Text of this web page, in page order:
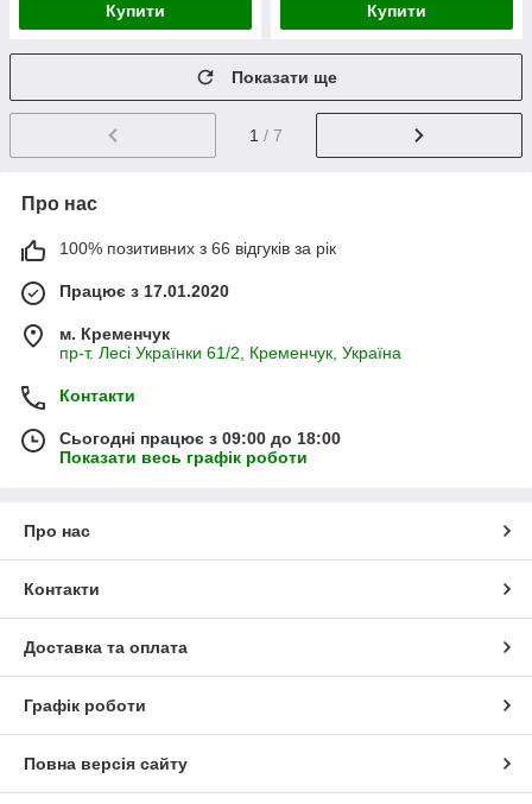
Купити Купити
Показати ще
1 / 7
Про нас
100% позитивних з 66 відгуків за рік
Працює з 17.01.2020
м. Кременчук
пр-т. Лесі Українки 61/2, Кременчук, Україна
Контакти
Сьогодні працює з 09:00 до 18:00
Показати весь графік роботи
Про нас
Контакти
Доставка та оплата
Графік роботи
Повна версія сайту